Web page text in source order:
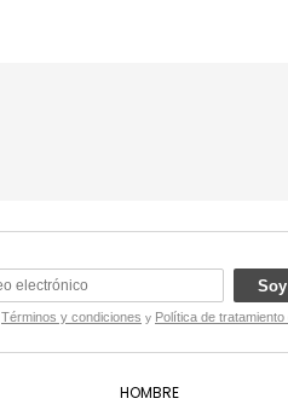
Términos y condiciones y Política de tratamiento
HOMBRE